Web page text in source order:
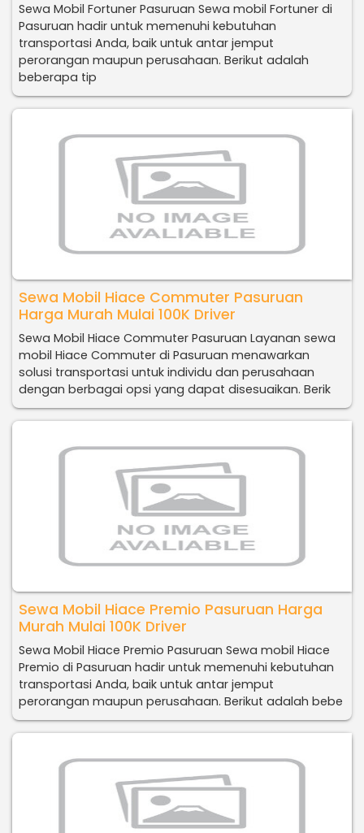
Sewa Mobil Fortuner Pasuruan Sewa mobil Fortuner di
Pasuruan hadir untuk memenuhi kebutuhan
transportasi Anda, baik untuk antar jemput
perorangan maupun perusahaan. Berikut adalah
beberapa tip
Sewa Mobil Hiace Commuter Pasuruan
Harga Murah Mulai 100K Driver
Sewa Mobil Hiace Commuter Pasuruan Layanan sewa
mobil Hiace Commuter di Pasuruan menawarkan
solusi transportasi untuk individu dan perusahaan
dengan berbagai opsi yang dapat disesuaikan. Berik
Sewa Mobil Hiace Premio Pasuruan Harga
Murah Mulai 100K Driver
Sewa Mobil Hiace Premio Pasuruan Sewa mobil Hiace
Premio di Pasuruan hadir untuk memenuhi kebutuhan
transportasi Anda, baik untuk antar jemput
perorangan maupun perusahaan. Berikut adalah bebe